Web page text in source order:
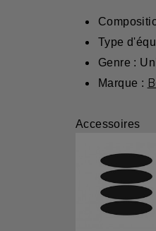
Type
Genre :
Marque :
Accessoires